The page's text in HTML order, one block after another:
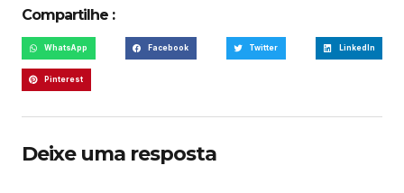
Compartilhe :
WhatsApp Facebook Twitter LinkedIn
Pinterest
Deixe uma resposta